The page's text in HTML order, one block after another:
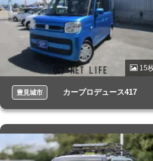
15
豊見城市 カープロデュース417